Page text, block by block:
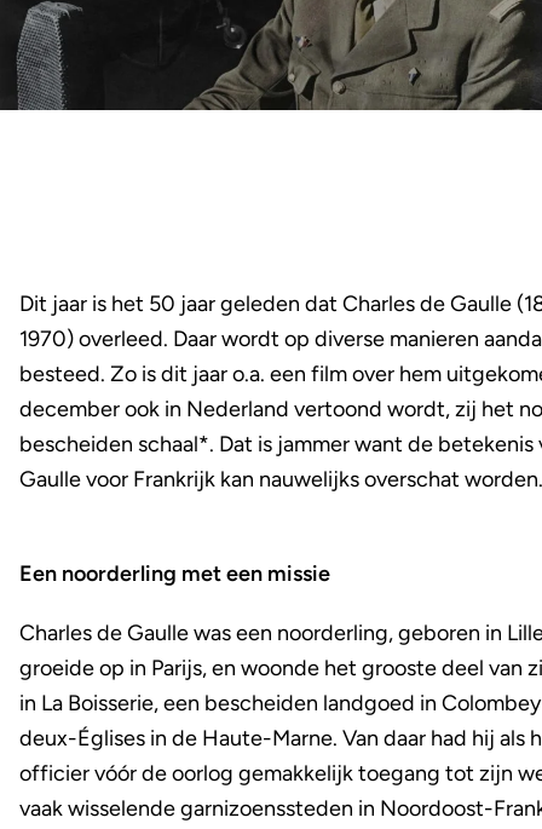
Dit jaar is het 50 jaar geleden dat Charles de Gaulle
1970) overleed. Daar wordt op diverse manieren
besteed. Zo is dit jaar o.a. een film over hem
december ook in Nederland vertoond wordt, zij het
bescheiden schaal*. Dat is jammer want de betekenis
Gaulle voor Frankrijk kan nauwelijks overschat worden.
Een noorderling met een missie
Charles de Gaulle was een noorderling, geboren in
groeide op in Parijs, en woonde het grooste deel van
in La Boisserie, een bescheiden landgoed in
deux-Églises in de Haute-Marne. Van daar had hij als
officier vóór de oorlog gemakkelijk toegang tot zijn
vaak wisselende garnizoenssteden in Noordoost-